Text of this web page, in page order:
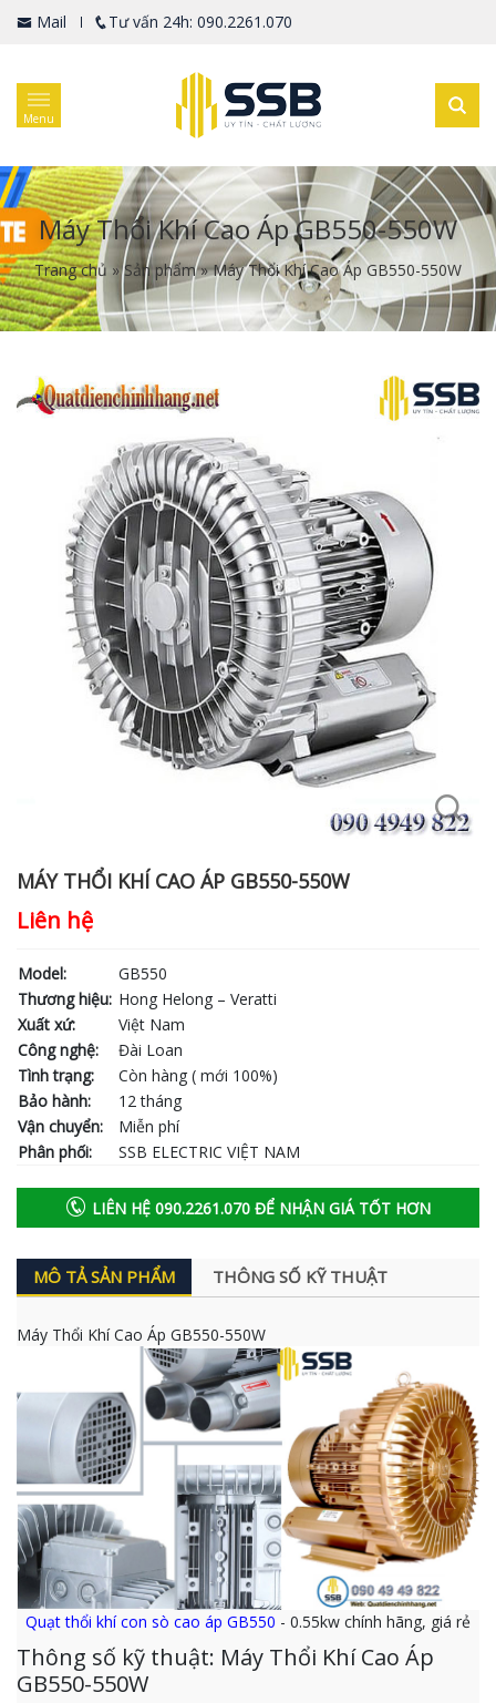
Mail Tư vấn 24h: 090.2261.070
Menu
Máy Thổi Khí Cao Áp GB550-550W
Trang chủ »Sản phẩm»Máy Thổi Khí Cao Áp GB550-550W
MÁY THỔI KHÍ CAO ÁP GB550-550W
Liên hệ
Model:
GB550
Thương hiệu: Hong Helong – Veratti
Xuất xứ:
Việt Nam
Công nghệ:
Đài Loan
Tình trạng:
Còn hàng ( mới 100%)
Bảo hành:
12 tháng
Vận chuyển:
Miễn phí
Phân phối:
SSB ELECTRIC VIỆT NAM
LIÊN HỆ 090.2261.070 ĐỂ NHẬN GIÁ TỐT HƠN
MÔ TẢ SẢN PHẨM THÔNG SỐ KỸ THUẬT
Máy Thổi Khí Cao Áp GB550-550W
Quạt thổi khí con sò cao áp GB550 - 0.55kw chính hãng, giá rẻ
Thông số kỹ thuật: Máy Thổi Khí Cao Áp
GB550-550W